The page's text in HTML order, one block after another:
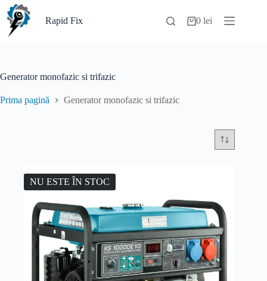
Sari
conținut
Rapid Fix
Coș0lei
Generator monofazic si trifazic
Prima pagină Generator monofazic si trifazic
NU ESTE ÎN STOC